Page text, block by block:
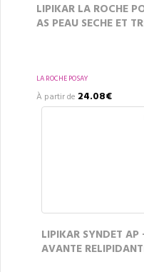
LIPIKAR LA ROCHE
AS PEAU SECHE ET
LA ROCHE POSAY
À partir de 24.08€
LIPIKAR SYNDET
AVANTE